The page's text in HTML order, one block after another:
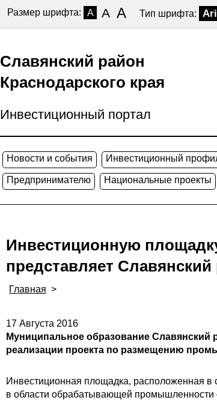
Размер шрифта: A A A Тип шрифта:
Славянский район
Краснодарского края
Инвестиционный портал
Новости и события Инвестиционный
Предпринимателю Национальные проекты
Инвестиционную
представляет Славянский
Главная >
17 Августа 2016
Муниципальное образование Славянский
реализации проекта по размещению
Инвестиционная площадка, расположенная в
в области обрабатывающей